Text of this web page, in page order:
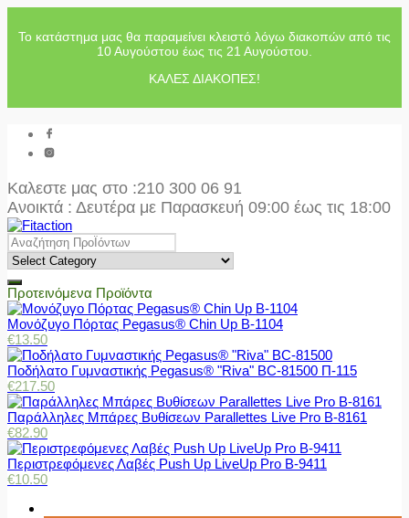
Το κατάστημα μας θα παραμείνει κλειστό λόγω διακοπών από τις
10 Αυγούστου έως τις 21 Αυγούστου.
ΚΑΛΕΣ ΔΙΑΚΟΠΕΣ!
Καλεστε μας στο :210 300 06 91
Ανοικτά : Δευτέρα με Παρασκευή 09:00 έως τις 18:00
Προτεινόμενα Προϊόντα
Μονόζυγο Πόρτας Pegasus® Chin Up Β-1104
€13.50
Ποδήλατο Γυμναστικής Pegasus® "Riva" BC-81500 Π-115
€217.50
Παράλληλες Μπάρες Βυθίσεων Parallettes Live Pro Β-8161
€82.90
Περιστρεφόμενες Λαβές Push Up LiveUp Pro Β-9411
€10.50